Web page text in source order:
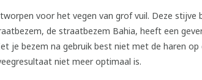
voor het vegen van grof vuil. Deze stijve
de straatbezem Bahia, heeft een
je bezem na gebruik best niet met de haren
niet meer optimaal is.